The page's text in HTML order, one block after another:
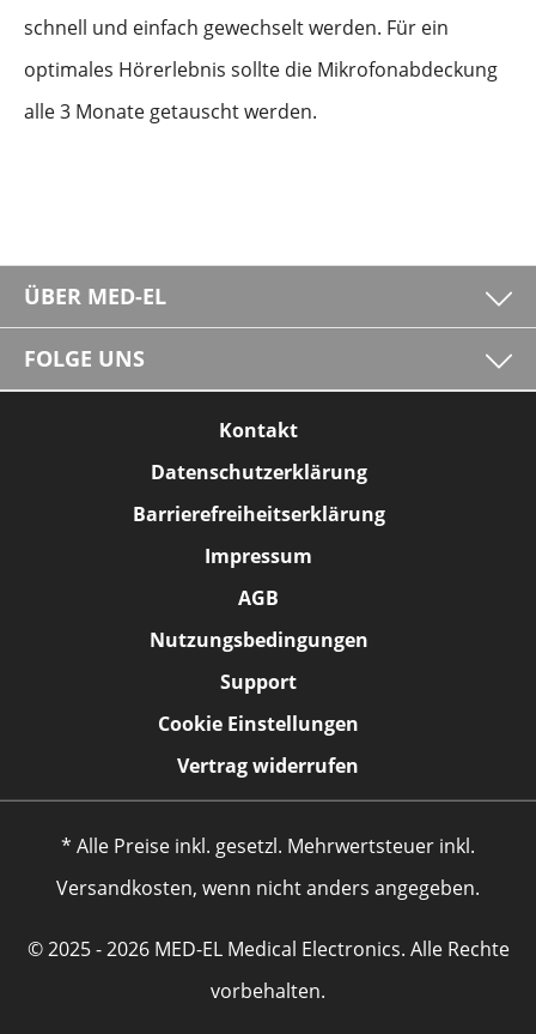
schnell und einfach gewechselt werden. Für ein
optimales Hörerlebnis sollte die Mikrofonabdeckung
alle 3 Monate getauscht werden.
ÜBER MED-EL
FOLGE UNS
Kontakt
Datenschutzerklärung
Barrierefreiheitserklärung
Impressum
AGB
Nutzungsbedingungen
Support
Cookie Einstellungen
Vertrag widerrufen
* Alle Preise inkl. gesetzl. Mehrwertsteuer inkl.
Versandkosten, wenn nicht anders angegeben.
© 2025 - 2026 MED-EL Medical Electronics. Alle Rechte
vorbehalten.